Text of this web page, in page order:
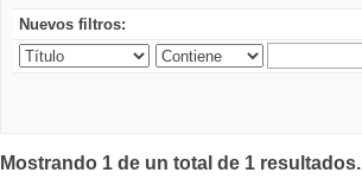
Nuevos filtros:
Mostrando 1 de un total de 1 resultados.